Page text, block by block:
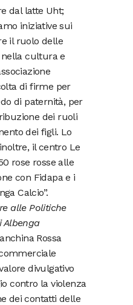
dal latte Uht;
iniziative sui
il ruolo delle
cultura e
di firme per
di paternità, per
dei ruoli
dei figli. Lo
il centro Le
rose rosse alle
con Fidapa e i
Calcio”.
alle Politiche
Albenga
Rossa
divulgativo
contro la violenza
dei contatti delle